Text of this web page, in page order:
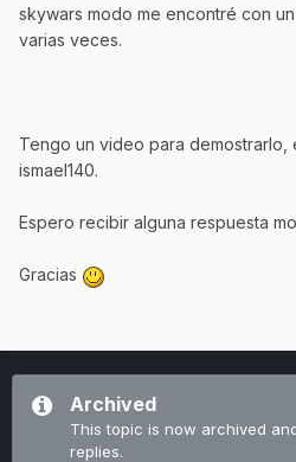
skywars modo me encontré con
varias veces.
Tengo un video para demostrarlo,
ismael140.
Espero recibir alguna respuesta
Gracias
Archived
This topic is now archived
replies.